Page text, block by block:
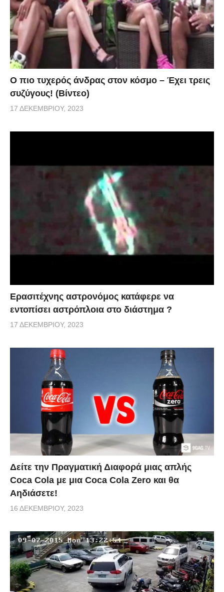
Ο πιο τυχερός άνδρας στον κόσμο – Έχει τρεις
συζύγους! (Βίντεο)
17 ΔΕΚΕΜΒΡΊΟΥ, 2023
Ερασιτέχνης αστρονόμος κατάφερε να
εντοπίσει αστρόπλοια στο διάστημα ?
17 ΔΕΚΕΜΒΡΊΟΥ, 2023
Δείτε την Πραγματική Διαφορά μιας απλής
Coca Cola με μια Coca Cola Zero και θα
Αηδιάσετε!
16 ΔΕΚΕΜΒΡΊΟΥ, 2023